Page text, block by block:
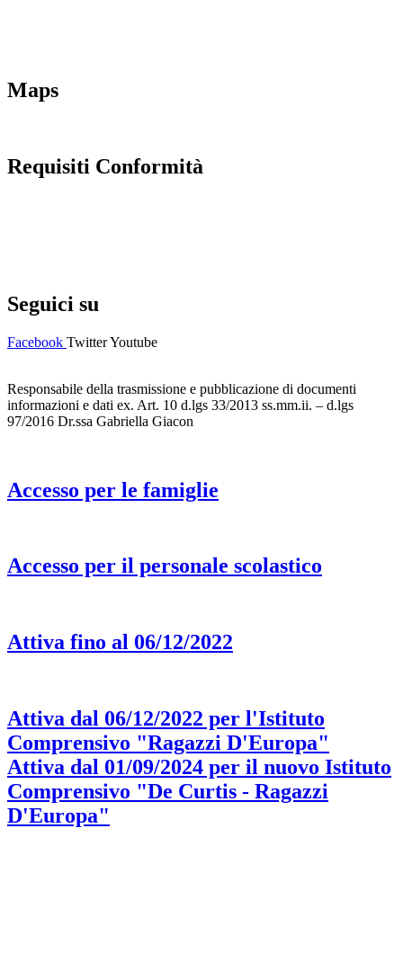
Maps
Requisiti Conformità
Seguici su
Facebook TwitterYoutube
Responsabile della trasmissione e pubblicazione di documenti
informazioni e dati ex. Art. 10 d.lgs 33/2013 ss.mm.ii. – d.lgs
97/2016 Dr.ssa Gabriella Giacon
Accesso per le famiglie
Accesso per il personale scolastico
Attiva fino al 06/12/2022
Attiva dal 06/12/2022 per l'Istituto
Comprensivo "Ragazzi D'Europa"
Attiva dal 01/09/2024 per il nuovo Istituto
Comprensivo "De Curtis - Ragazzi
D'Europa"